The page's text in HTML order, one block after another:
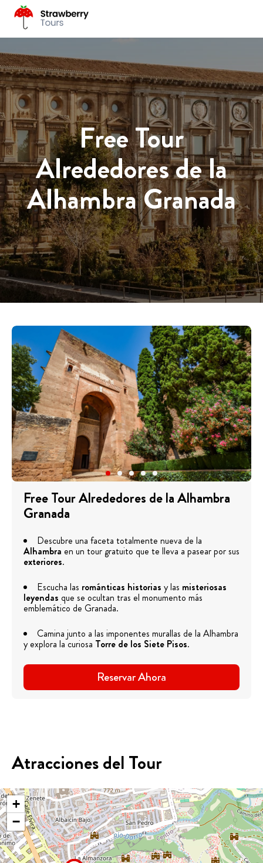
Free Tour
Alrededores de la
Alhambra Granada
Free Tour Alrededores de la Alhambra
Granada
Descubre una faceta totalmente nueva de la
Alhambra en un tour gratuito que te lleva a pasear por sus
exteriores.
Escucha las románticas historias y las misteriosas
leyendas que se ocultan tras el monumento más
emblemático de Granada.
Camina junto a las imponentes murallas de la Alhambra
y explora la curiosa Torre de los Siete Pisos.
Reservar Ahora
Atracciones del Tour
+
−